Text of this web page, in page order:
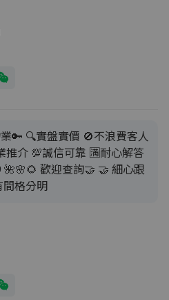
🔑 🔍實盤實價 🚫不浪費客人
推介 💯誠信可靠 🈵耐心解答
🌺🌸🌻 歡迎查詢🤝 🤝 細心跟
格分明